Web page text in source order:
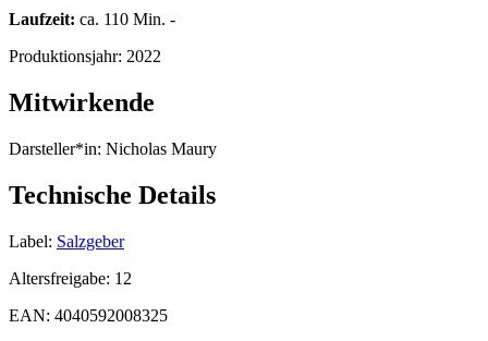
Laufzeit: ca. 110 Min. -
Produktionsjahr: 2022
Mitwirkende
Darsteller*in: Nicholas Maury
Technische Details
Label: Salzgeber
Altersfreigabe: 12
EAN: 4040592008325